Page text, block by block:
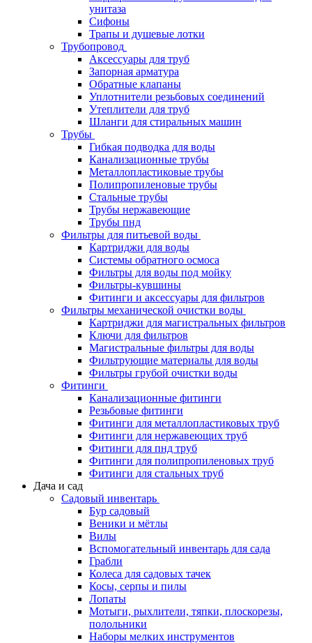
унитаза
Сифоны
Трапы и душевые лотки
Трубопровод
Аксессуары для труб
Запорная арматура
Обратные клапаны
Уплотнители резьбовых соединений
Утеплители для труб
Шланги для стиральных машин
Трубы
Гибкая подводка для воды
Канализационные трубы
Металлопластиковые трубы
Полипропиленовые трубы
Стальные трубы
Трубы нержавеющие
Трубы пнд
Фильтры для питьевой воды
Картриджи для воды
Системы обратного осмоса
Фильтры для воды под мойку
Фильтры-кувшины
Фитинги и аксессуары для фильтров
Фильтры механической очистки воды
Картриджи для магистральных фильтров
Ключи для фильтров
Магистральные фильтры для воды
Фильтрующие материалы для воды
Фильтры грубой очистки воды
Фитинги
Канализационные фитинги
Резьбовые фитинги
Фитинги для металлопластиковых труб
Фитинги для нержавеющих труб
Фитинги для пнд труб
Фитинги для полипропиленовых труб
Фитинги для стальных труб
Дача и сад
Садовый инвентарь
Бур садовый
Веники и мётлы
Вилы
Вспомогательный инвентарь для сада
Грабли
Колеса для садовых тачек
Косы, серпы и пилы
Лопаты
Мотыги, рыхлители, тяпки, плоскорезы,
полольники
Наборы мелких инструментов